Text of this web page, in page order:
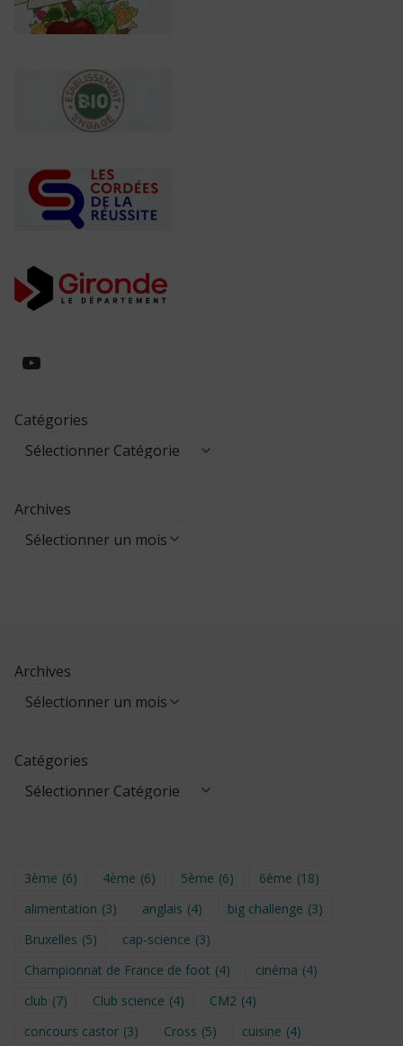
https://www.youtube.com/
Catégories
Archives
Archives
Catégories
3ème (6) 4ème (6) 5ème (6) 6ème (18)
alimentation (3) anglais (4) big challenge (3)
Bruxelles (5) cap-science (3)
Championnat de France de foot (4) cinéma (4)
club (7) Club science (4) CM2 (4)
concours castor (3) Cross (5) cuisine (4)